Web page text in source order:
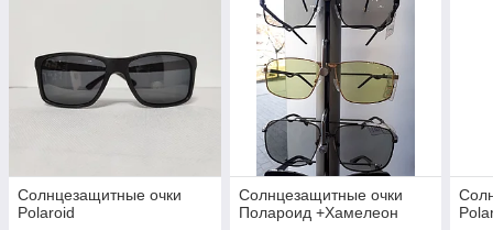
Солнцезащитные очки
Polaroid
Солнцезащитные очки
Полароид +Хамелеон